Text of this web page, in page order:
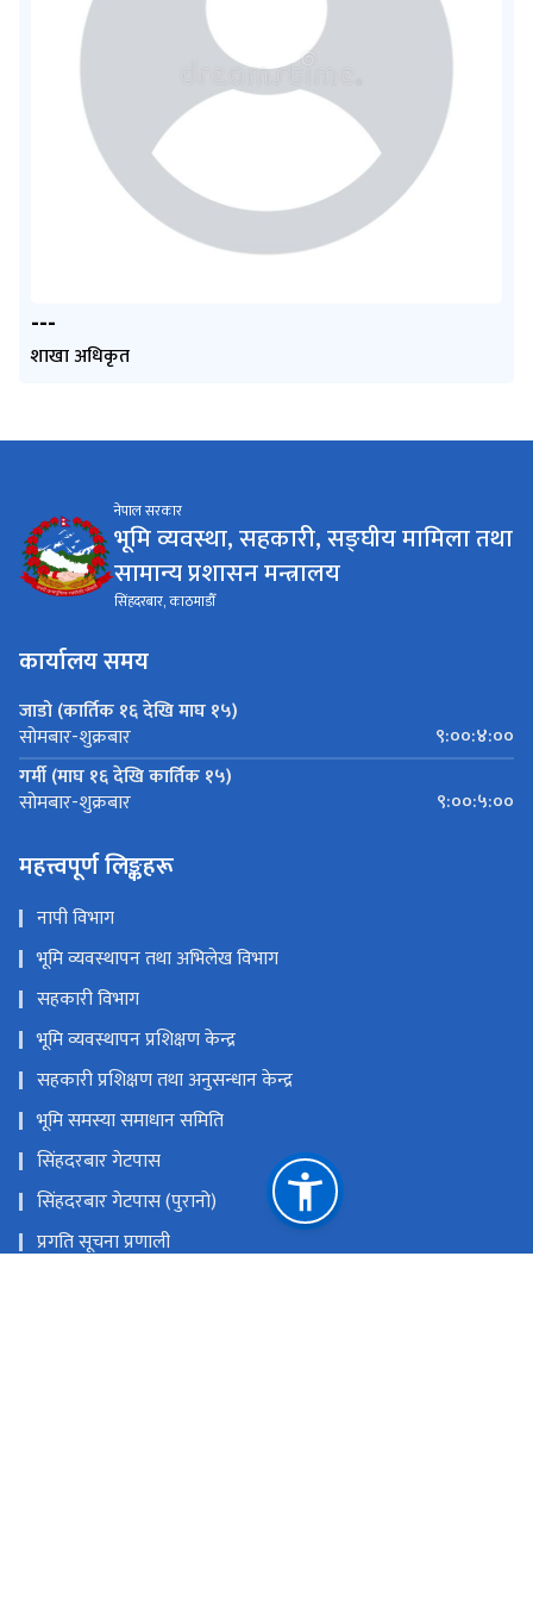
---
शाखा अधिकृत
नेपाल सरकार
भूमि व्यवस्था, सहकारी, सङ्घीय मामिला तथा
सामान्य प्रशासन मन्त्रालय
सिंहदरबार, काठमाडौँ
कार्यालय समय
जाडो (कार्तिक १६ देखि माघ १५)
सोमबार-शुक्रबार
९:००:४:००
गर्मी (माघ १६ देखि कार्तिक १५)
सोमबार-शुक्रबार ९:००:५:००
महत्त्वपूर्ण लिङ्कहरू
नापी विभाग
भूमि व्यवस्थापन तथा अभिलेख विभाग
सहकारी विभाग
भूमि व्यवस्थापन प्रशिक्षण केन्द्र
सहकारी प्रशिक्षण तथा अनुसन्धान केन्द्र
भूमि समस्या समाधान समिति
सिंहदरबार गेटपास
सिंहदरबार गेटपास (पुरानो)
प्रगति सूचना प्रणाली